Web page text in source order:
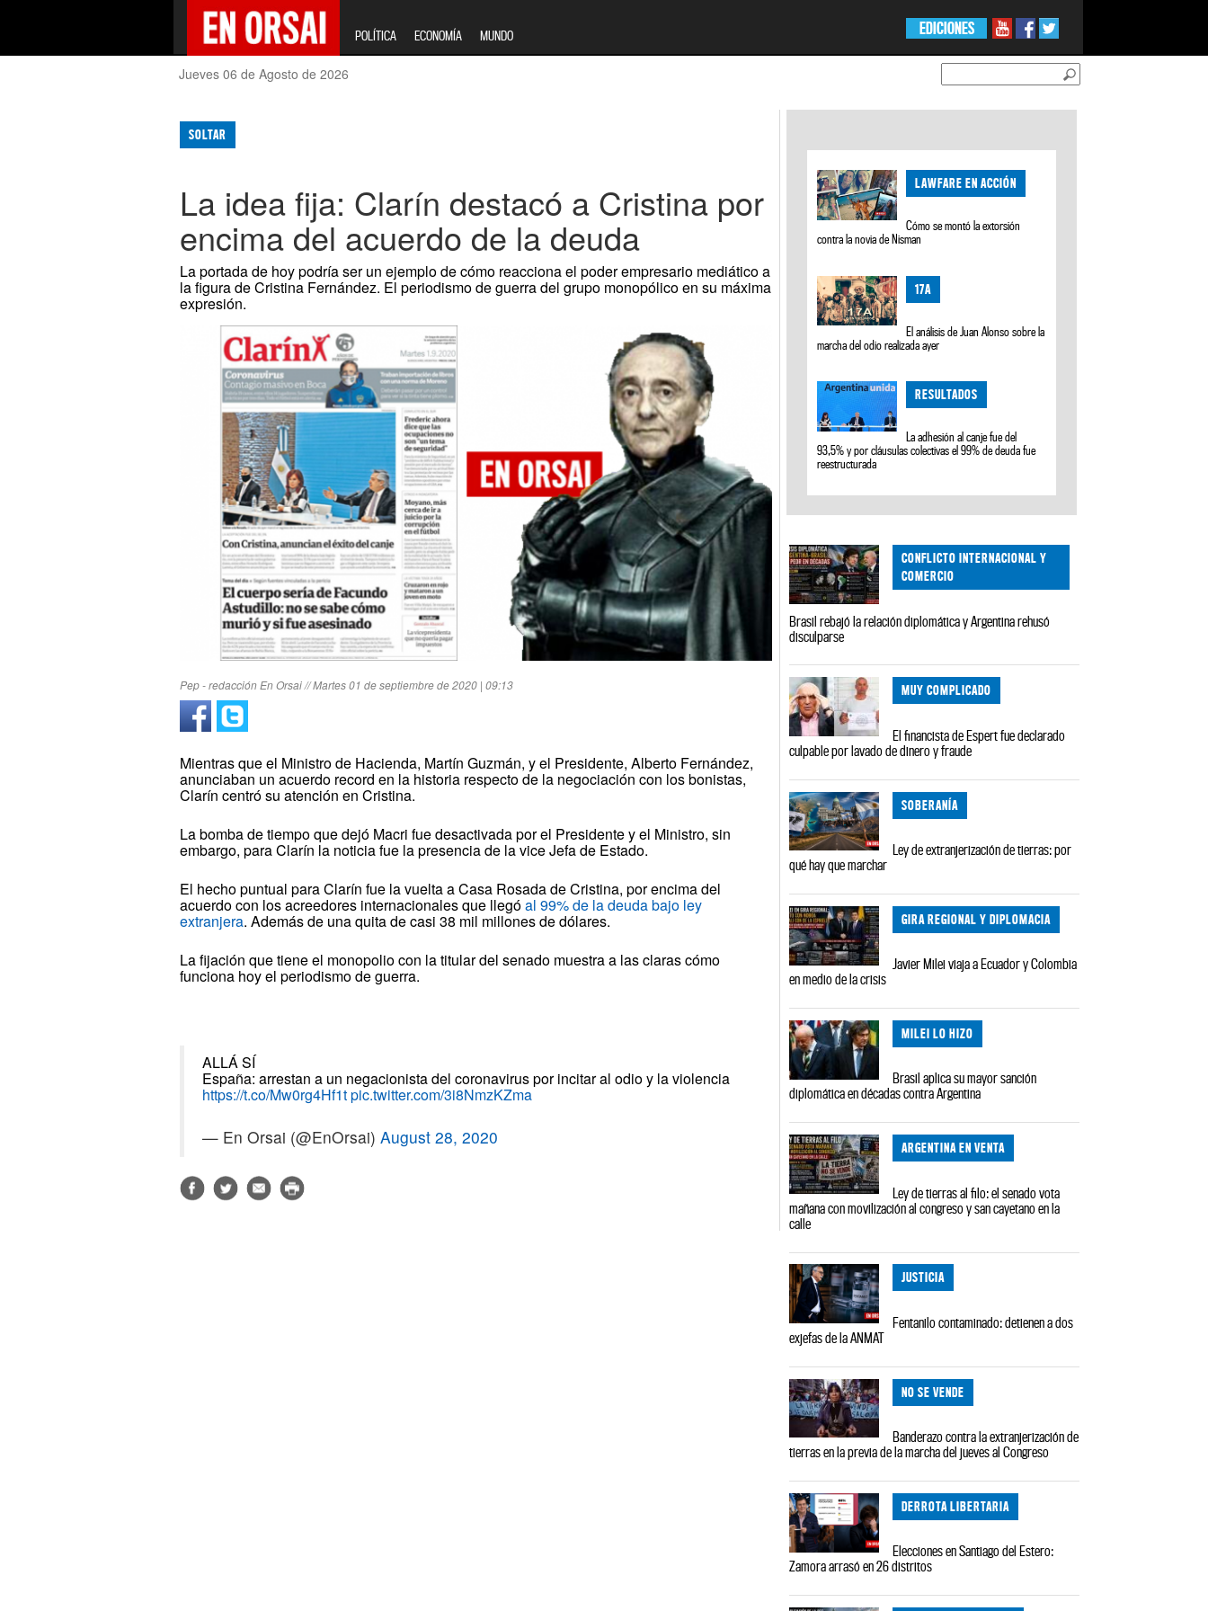
POLÍTICA ECONOMÍA MUNDO EDICIONES
Jueves 06 de Agosto de 2026
SOLTAR
La idea fija: Clarín destacó a Cristina por
encima del acuerdo de la deuda
La portada de hoy podría ser un ejemplo de cómo reacciona el poder empresario mediático a
la figura de Cristina Fernández. El periodismo de guerra del grupo monopólico en su máxima
expresión.
Pep - redacción En Orsai // Martes 01 de septiembre de 2020 | 09:13
Mientras que el Ministro de Hacienda, Martín Guzmán, y el Presidente, Alberto Fernández,
anunciaban un acuerdo record en la historia respecto de la negociación con los bonistas,
Clarín centró su atención en Cristina.
La bomba de tiempo que dejó Macri fue desactivada por el Presidente y el Ministro, sin
embargo, para Clarín la noticia fue la presencia de la vice Jefa de Estado.
El hecho puntual para Clarín fue la vuelta a Casa Rosada de Cristina, por encima del
acuerdo con los acreedores internacionales que llegóal 99% de la deuda bajo ley
extranjera. Además de una quita de casi 38 mil millones de dólares.
La fijación que tiene el monopolio con la titular del senado muestra a las claras cómo
funciona hoy el periodismo de guerra.
ALLÁ SÍ
España: arrestan a un negacionista del coronavirus por incitar al odio y la violencia
https://t.co/Mw0rg4Hf1tpic.twitter.com/3i8NmzKZma
— En Orsai (@EnOrsai)August 28, 2020
LAWFARE EN ACCIÓN
Cómo se montó la extorsión
contra la novia de Nisman
17A
El análisis de Juan Alonso sobre la
marcha del odio realizada ayer
RESULTADOS
La adhesión al canje fue del
93,5% y por cláusulas colectivas el 99% de deuda fue
reestructurada
CONFLICTO INTERNACIONAL Y
COMERCIO
Brasil rebajó la relación diplomática y Argentina rehusó
disculparse
MUY COMPLICADO
El financista de Espert fue declarado
culpable por lavado de dinero y fraude
SOBERANÍA
Ley de extranjerización de tierras: por
qué hay que marchar
GIRA REGIONAL Y DIPLOMACIA
Javier Milei viaja a Ecuador y Colombia
en medio de la crisis
MILEI LO HIZO
Brasil aplica su mayor sanción
diplomática en décadas contra Argentina
ARGENTINA EN VENTA
Ley de tierras al filo: el senado vota
mañana con movilización al congreso y san cayetano en la
calle
JUSTICIA
Fentanilo contaminado: detienen a dos
exjefas de la ANMAT
NO SE VENDE
Banderazo contra la extranjerización de
tierras en la previa de la marcha del jueves al Congreso
DERROTA LIBERTARIA
Elecciones en Santiago del Estero:
Zamora arrasó en 26 distritos